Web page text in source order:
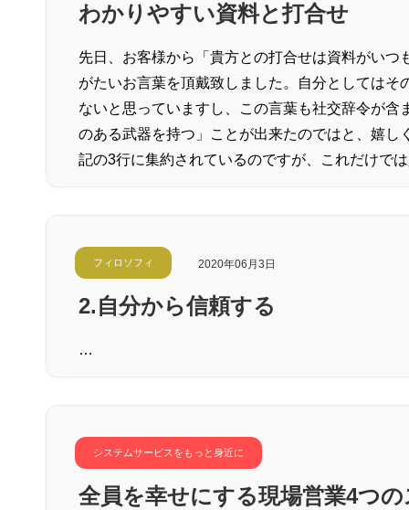
わかりやすい資料と打合せ
先日、お客様から「貴方との打合せは資料がい
がたいお言葉を頂戴致しました。自分としては
ないと思っていますし、この言葉も社交辞令が
のある武器を持つ」ことが出来たのではと、嬉
記の3行に集約されているのですが、これだけで
フィロソフィ 2020年06月3日
2.自分から信頼する
…
システムサービスをもっと身近に
全員を幸せにする現場営業4つ